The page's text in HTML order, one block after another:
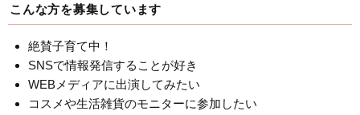
こんな方を募集しています
絶賛子育て中！
SNSで情報発信することが好き
WEBメディアに出演してみたい
コスメや生活雑貨のモニターに参加したい